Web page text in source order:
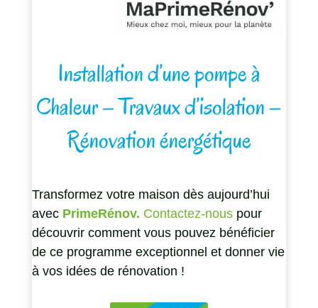
Installation d’une pompe à
Chaleur – Travaux d’isolation –
Rénovation énergétique
Transformez votre maison dès aujourd’hui
avec PrimeRénov. Contactez-nouspour
découvrir comment vous pouvez bénéficier
de ce programme exceptionnel et donner vie
à vos idées de rénovation !